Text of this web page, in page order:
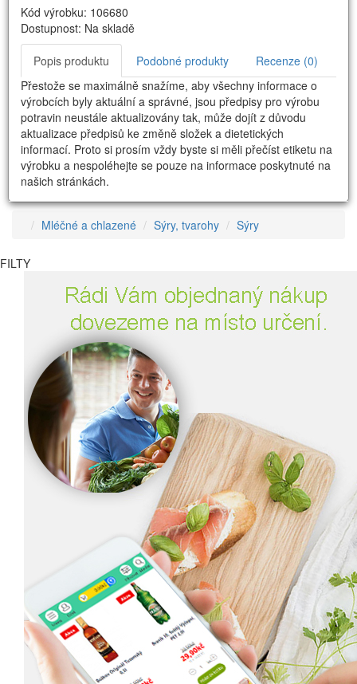
Kód výrobku: 106680
Dostupnost: Na skladě
Popis produktu Podobné produkty
Recenze (0)
Přestože se maximálně snažíme, aby všechny informace o
výrobcích byly aktuální a správné, jsou předpisy pro výrobu
potravin neustále aktualizovány tak, může dojít z důvodu
aktualizace předpisů ke změně složek a dietetických
informací. Proto si prosím vždy byste si měli přečíst etiketu na
výrobku a nespoléhejte se pouze na informace poskytnuté na
našich stránkách.
Mléčné a chlazené Sýry, tvarohy Sýry
FILTY